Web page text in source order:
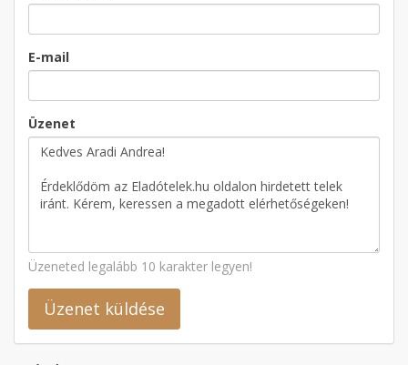
E-mail
Üzenet
Üzeneted legalább 10 karakter legyen!
Üzenet küldése